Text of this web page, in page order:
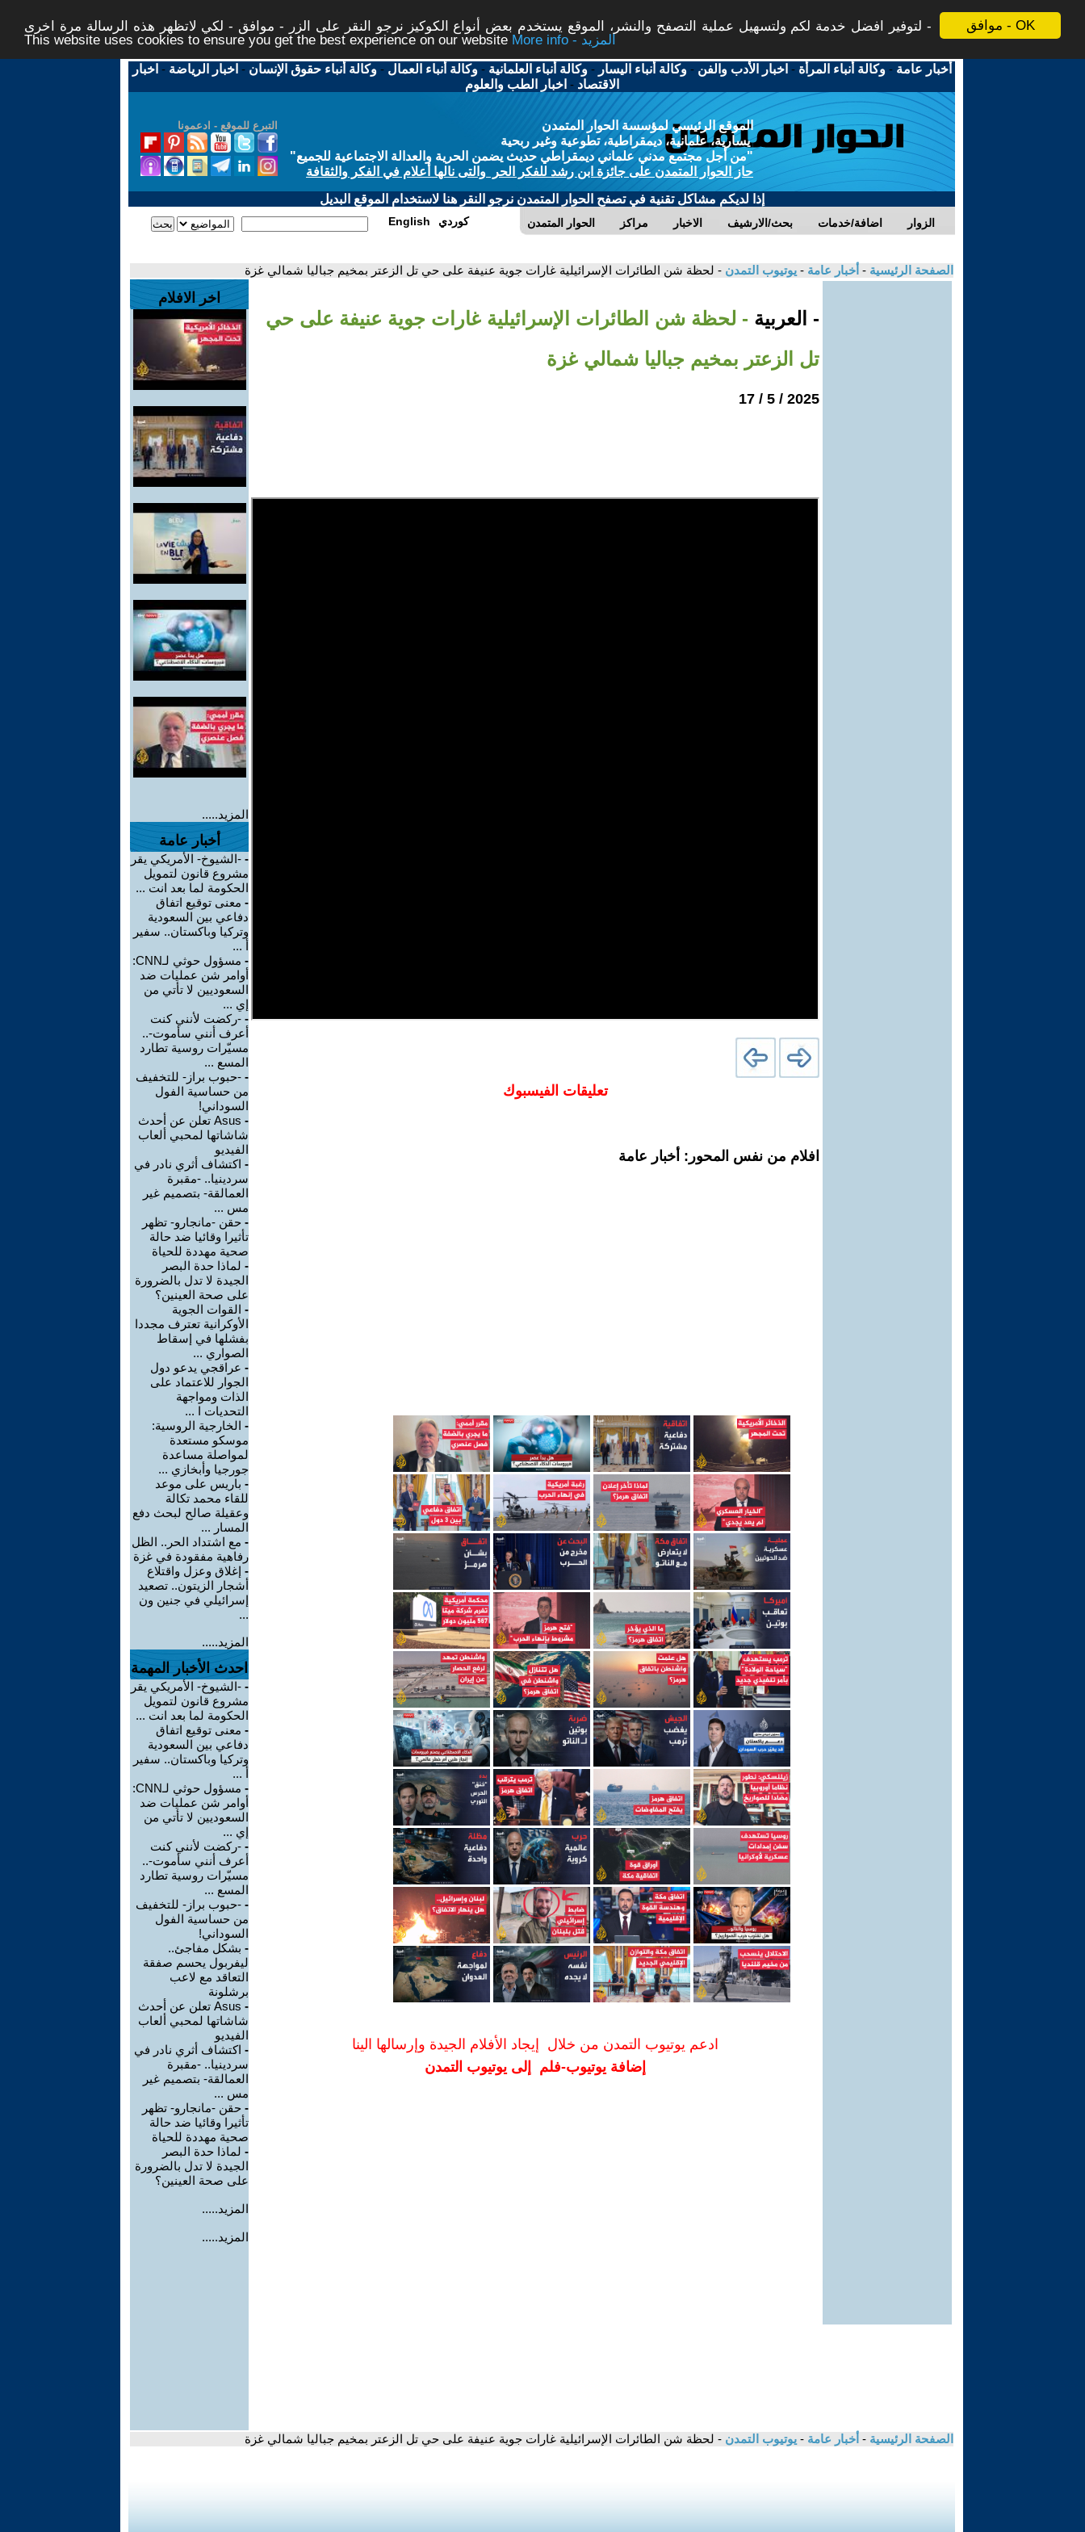
موافق - OK
لتوفير افضل خدمة لكم ولتسهيل عملية التصفح والنشر، الموقع يستخدم بعض أنواع الكوكيز نرجو النقر على الزر - موافق - لكي لاتظهر هذه الرسالة مرة اخرى -
This website uses cookies to ensure you get the best experience on our website
More info - المزيد
أخبار عامة -وكالة أنباء المرأة - اخبار الأدب والفن -وكالة أنباء اليسار -وكالة أنباء العلمانية -وكالة أنباء العمال -وكالة أنباء حقوق الإنسان - اخبار الرياضة - اخبار
الاقتصاد - اخبار الطب والعلوم
التبرع للموقع - ادعمونا
الموقع الرئيسي لمؤسسة الحوار المتمدن
يسارية، علمانية، ديمقراطية، تطوعية وغير ربحية
"من أجل مجتمع مدني علماني ديمقراطي حديث يضمن الحرية والعدالة الاجتماعية للجميع"
حاز الحوار المتمدن على جائزة ابن رشد للفكر الحر والتى نالها أعلام في الفكر والثقافة
إذا لديكم مشاكل تقنية في تصفح الحوار المتمدن نرجو النقر هنا لاستخدام الموقع البديل
الحوار المتمدن مراكز الاخبار بحث/الارشيف اضافة/خدمات الزوار English كوردي
الصفحة الرئيسية - أخبار عامة - يوتيوب التمدن - لحظة شن الطائرات الإسرائيلية غارات جوية عنيفة على حي تل الزعتر بمخيم جباليا شمالي غزة
- العربية - لحظة شن الطائرات الإسرائيلية غارات جوية عنيفة على حي
تل الزعتر بمخيم جباليا شمالي غزة
2025 / 5 / 17
تعليقات الفيسبوك
افلام من نفس المحور: أخبار عامة
ادعم يوتيوب التمدن من خلال إيجاد الأفلام الجيدة وإرسالها الينا
إضافة يوتيوب-فلم إلى يوتيوب التمدن
اخر الافلام
المزيد.....
أخبار عامة
- -الشيوخ- الأمريكي يقر
مشروع قانون لتمويل
الحكومة لما بعد انت ...
- معنى توقيع اتفاق
دفاعي بين السعودية
وتركيا وباكستان.. سفير
أ ...
-
مسؤول حوثي لـCNN:
أوامر شن عمليات ضد
السعوديين لا تأتي من
إي ...
- -ركضت لأنني كنت
أعرف أنني سأموت-..
مسيّرات روسية تطارد
المسع ...
- -حبوب براز- للتخفيف
من حساسية الفول
السوداني!
-
Asus تعلن عن أحدث
شاشاتها لمحبي ألعاب
الفيديو
- اكتشاف أثري نادر في
سردينيا.. -مقبرة
العمالقة- بتصميم غير
مس ...
- حقن -مانجارو- تظهر
تأثيرا وقائيا ضد حالة
صحية مهددة للحياة
- لماذا حدة البصر
الجيدة لا تدل بالضرورة
على صحة العينين؟
- القوات الجوية
الأوكرانية تعترف مجددا
بفشلها في إسقاط
الصواري ...
- عراقجي يدعو دول
الجوار للاعتماد على
الذات ومواجهة
التحديات ا ...
- الخارجية الروسية:
موسكو مستعدة
لمواصلة مساعدة
جورجيا وأبخازي ...
- باريس على موعد
للقاء محمد تكالة
وعقيلة صالح لبحث دفع
المسار ...
- مع اشتداد الحر.. الظل
رفاهية مفقودة في غزة
- إغلاق وعزل واقتلاع
أشجار الزيتون.. تصعيد
إسرائيلي في جنين ون
...
المزيد.....
احدث الأخبار المهمة
- -الشيوخ- الأمريكي يقر
مشروع قانون لتمويل
الحكومة لما بعد انت ...
- معنى توقيع اتفاق
دفاعي بين السعودية
وتركيا وباكستان.. سفير
أ ...
-
مسؤول حوثي لـCNN:
أوامر شن عمليات ضد
السعوديين لا تأتي من
إي ...
- -ركضت لأنني كنت
أعرف أنني سأموت-..
مسيّرات روسية تطارد
المسع ...
- -حبوب براز- للتخفيف
من حساسية الفول
السوداني!
- بشكل مفاجئ..
ليفربول يحسم صفقة
التعاقد مع لاعب
برشلونة
-
Asus تعلن عن أحدث
شاشاتها لمحبي ألعاب
الفيديو
- اكتشاف أثري نادر في
سردينيا.. -مقبرة
العمالقة- بتصميم غير
مس ...
- حقن -مانجارو- تظهر
تأثيرا وقائيا ضد حالة
صحية مهددة للحياة
- لماذا حدة البصر
الجيدة لا تدل بالضرورة
على صحة العينين؟
المزيد.....
المزيد.....
الصفحة الرئيسية - أخبار عامة - يوتيوب التمدن - لحظة شن الطائرات الإسرائيلية غارات جوية عنيفة على حي تل الزعتر بمخيم جباليا شمالي غزة